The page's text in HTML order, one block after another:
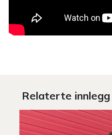
Relaterte innlegg